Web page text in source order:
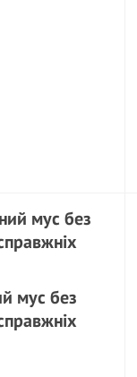
мус без